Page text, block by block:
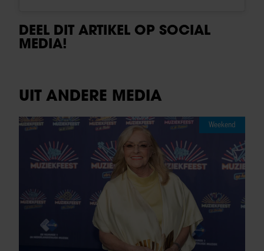
DEEL DIT ARTIKEL OP SOCIAL
MEDIA!
UIT ANDERE MEDIA
Weekend